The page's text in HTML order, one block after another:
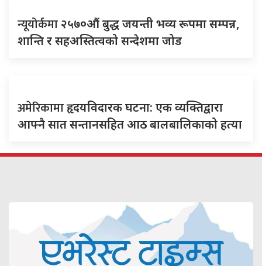
न्यूयोर्कमा २५७०औं बुद्ध जयन्ती भव्य रूपमा सम्पन्न,
शान्ति र सहअस्तित्वको सन्देशमा जोड
अमेरिकामाहृदयविदारक घटना: एक व्यक्तिद्वारा
आफ्नै सात सन्तानसहित आठ बालबालिकाको हत्या